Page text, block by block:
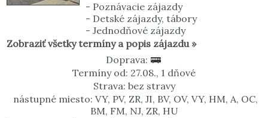
- Poznávacie zájazdy
- Detské zájazdy, tábory
- Jednodňové zájazdy
Zobraziť všetky termíny a popis zájazdu »
Doprava:
Termíny od: 27.08., 1 dňové
Strava: bez stravy
nástupné miesto: VY, PV, ZR, JI, BV, OV, VY, HM, A, OC,
BM, FM, NJ, ZR, HU